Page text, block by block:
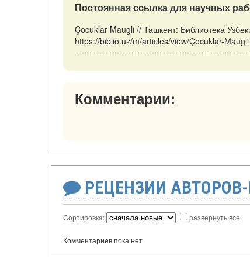
Постоянная ссылка для научных
Çocuklar Maugli // Ташкент: Библиотека
https://biblio.uz/m/articles/view/Çocuklar-
Комментарии:
РЕЦЕНЗИИ
Сортировка: развернуть все
Комментариев пока нет